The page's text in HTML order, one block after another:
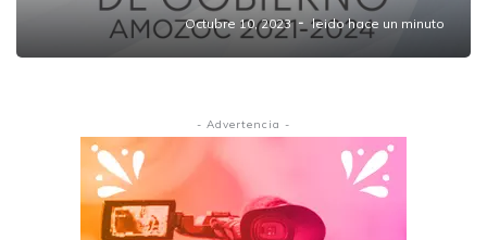
Octubre 10, 2023 leido hace un minuto
- Advertencia -